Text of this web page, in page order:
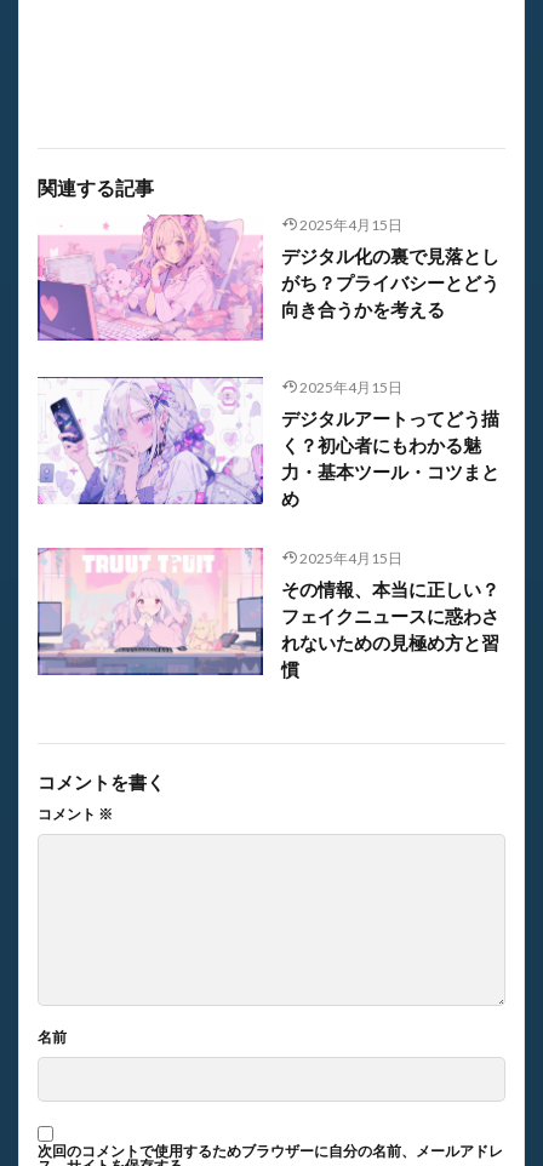
関連する記事
2025年4月15日
デジタル化の裏で見落とし
がち？プライバシーとどう
向き合うかを考える
2025年4月15日
デジタルアートってどう描
く？初心者にもわかる魅
力・基本ツール・コツまと
め
2025年4月15日
その情報、本当に正しい？
フェイクニュースに惑わさ
れないための見極め方と習
慣
コメントを書く
コメント ※
名前
次回のコメントで使用するためブラウザーに自分の名前、メールアドレ